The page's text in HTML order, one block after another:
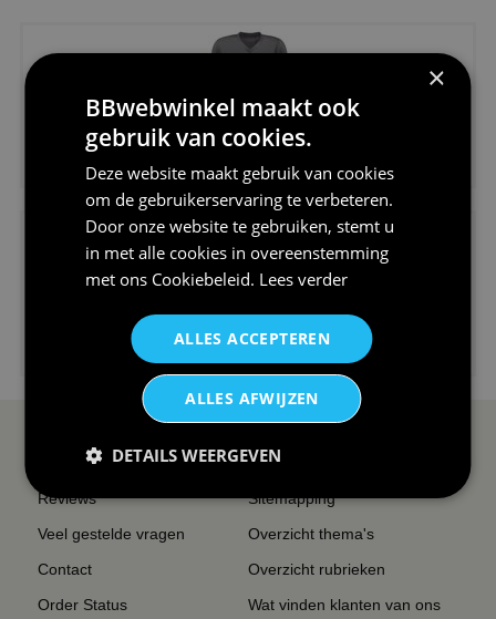
€24,95
V-hals shirt rood wit blauw st...
€24,95
SERVICE EN INFO
Reviews
Veel gestelde vragen
Contact
Order Status
OVERZICHT
Sitemapping
Overzicht thema's
Overzicht rubrieken
Wat vinden klanten van ons
×
BBwebwinkel maakt ook
gebruik van cookies.
Deze website maakt gebruik van cookies
om de gebruikerservaring te verbeteren.
Door onze website te gebruiken, stemt u
in met alle cookies in overeenstemming
met ons Cookiebeleid. Lees verder
ALLES ACCEPTEREN
ALLES AFWIJZEN
DETAILS WEERGEVEN